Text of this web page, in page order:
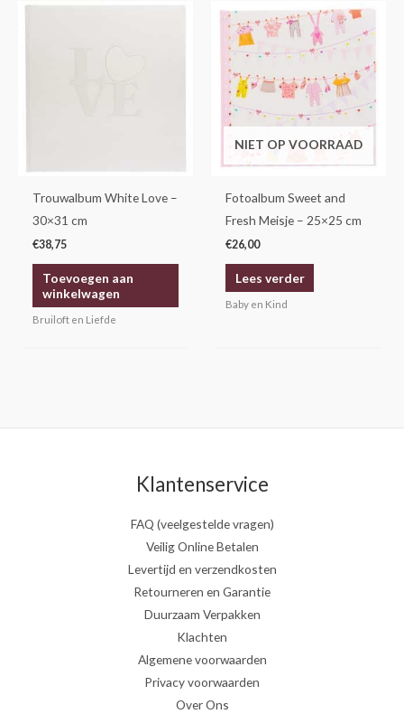
Trouwalbum White Love –
30×31 cm
€38,75
Toevoegen aan
winkelwagen
Bruiloft en Liefde
NIET OP VOORRAAD
Fotoalbum Sweet and
Fresh Meisje – 25×25 cm
€26,00
Lees verder
Baby en Kind
Klantenservice
FAQ (veelgestelde vragen)
Veilig Online Betalen
Levertijd en verzendkosten
Retourneren en Garantie
Duurzaam Verpakken
Klachten
Algemene voorwaarden
Privacy voorwaarden
Over Ons